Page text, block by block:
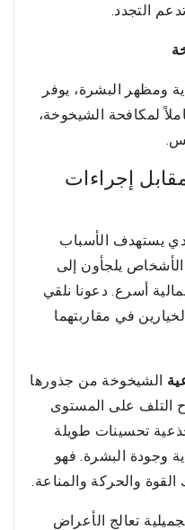
التجدد.
ومظهر البشرة، يوفر
لمكافحة الشيخوخة،
مقابل إجراءات
يستهدف الأسباب
يلجأون إلى
أسرع. دعونا نلقي
في مقاربتهما
الشيخوخة من جذورها
التلف على المستوى
تحسينات طويلة
وجودة البشرة. فهو
والحركة والمناعة.
تعالج الأعراض